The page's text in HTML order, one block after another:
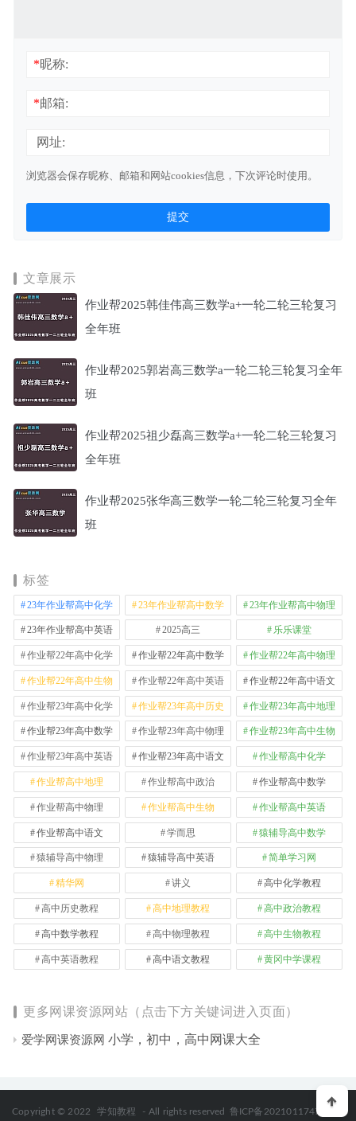
*昵称:
*邮箱:
网址:
浏览器会保存昵称、邮箱和网站cookies信息，下次评论时使用。
文章展示
作业帮2025韩佳伟高三数学a+一轮二轮三轮复习
全年班
作业帮2025郭岩高三数学a一轮二轮三轮复习全年
班
作业帮2025祖少磊高三数学a+一轮二轮三轮复习
全年班
作业帮2025张华高三数学一轮二轮三轮复习全年
班
标签
23年作业帮高中化学 23年作业帮高中数学 23年作业帮高中物理
23年作业帮高中英语 2025高三 乐乐课堂
作业帮22年高中化学 作业帮22年高中数学 作业帮22年高中物理
作业帮22年高中生物 作业帮22年高中英语 作业帮22年高中语文
作业帮23年高中化学 作业帮23年高中历史 作业帮23年高中地理
作业帮23年高中数学 作业帮23年高中物理 作业帮23年高中生物
作业帮23年高中英语 作业帮23年高中语文 作业帮高中化学
作业帮高中地理 作业帮高中政治 作业帮高中数学
作业帮高中物理 作业帮高中生物 作业帮高中英语
作业帮高中语文 学而思 猿辅导高中数学
猿辅导高中物理 猿辅导高中英语 简单学习网
精华网 讲义 高中化学教程
高中历史教程 高中地理教程 高中政治教程
高中数学教程 高中物理教程 高中生物教程
高中英语教程 高中语文教程 黄冈中学课程
更多网课资源网站（点击下方关键词进入页面）
爱学网课资源网 小学，初中，高中网课大全
Copyright © 2022 学知教程 - All rights reserved 鲁ICP备2021011747号-2